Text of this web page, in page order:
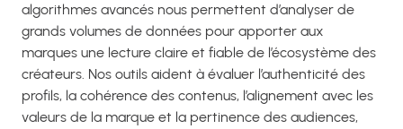
algorithmes avancés nous permettent d’analyser de
grands volumes de données pour apporter aux
marques une lecture claire et fiable de l’écosystème des
créateurs. Nos outils aident à évaluer l’authenticité des
profils, la cohérence des contenus, l’alignement avec les
valeurs de la marque et la pertinence des audiences,